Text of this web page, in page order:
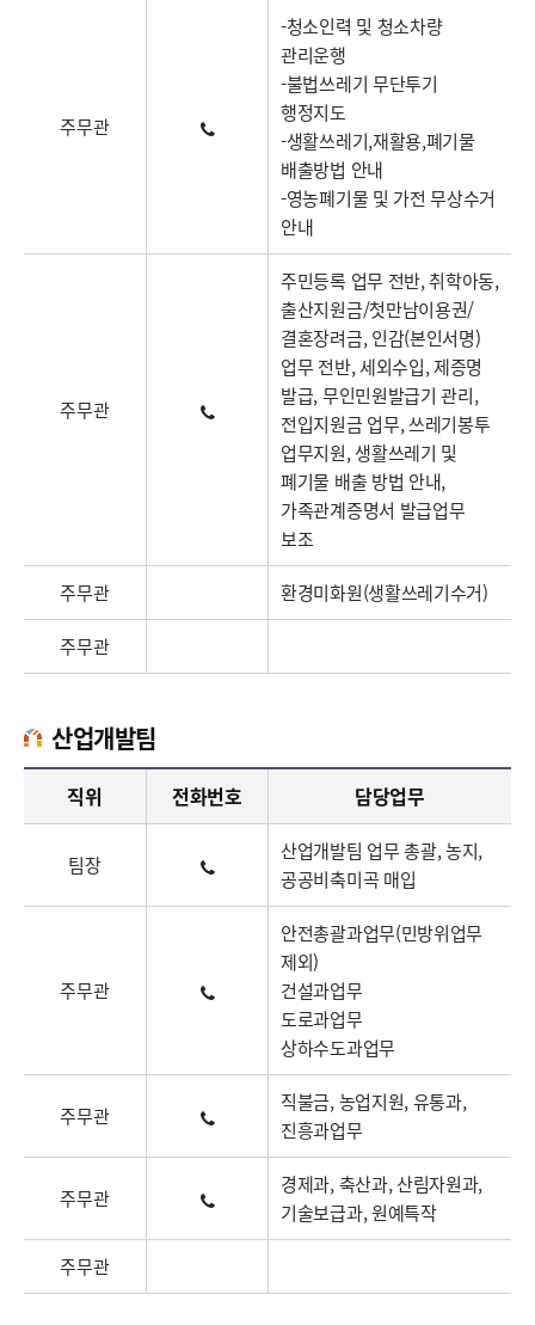
주무관
-청소인력 및 청소차량
관리운행
-불법쓰레기 무단투기
행정지도
-생활쓰레기,재활용,폐기물
배출방법 안내
-영농폐기물 및 가전 무상수거
안내
주무관
주민등록 업무 전반, 취학아동,
출산지원금/첫만남이용권/
결혼장려금, 인감(본인서명)
업무 전반, 세외수입, 제증명
발급, 무인민원발급기 관리,
전입지원금 업무, 쓰레기봉투
업무지원, 생활쓰레기 및
폐기물 배출 방법 안내,
가족관계증명서 발급업무
보조
주무관 환경미화원(생활쓰레기수거)
주무관
산업개발팀
산업개발팀업무담당자의 정보로 직급, 전화번호, 담당업무를 안내하고 있습니다
직위 전화번호 담당업무
팀장
산업개발팀 업무 총괄, 농지,
공공비축미곡 매입
주무관
안전총괄과업무(민방위업무
제외)
건설과업무
도로과업무
상하수도과업무
주무관
직불금, 농업지원, 유통과,
진흥과업무
주무관
경제과, 축산과, 산림자원과,
기술보급과, 원예특작
주무관